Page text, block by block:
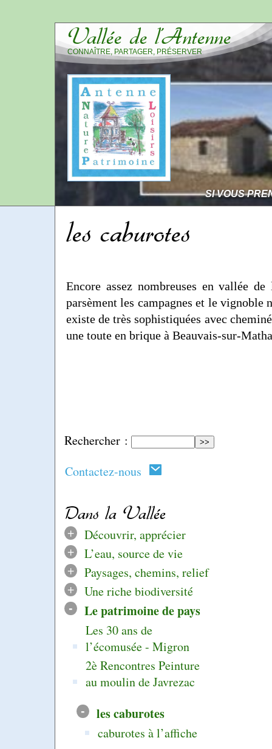
Vallée de l’Antenne
CONNAÎTRE, PARTAGER, PRÉSERVER
SI VOUS
Rechercher :
Contactez-nous
Dans la Vallée
+
Découvrir, apprécier
+
L’eau, source de vie
+
Paysages, chemins, relief
+
Une riche biodiversité
- Le patrimoine de pays
Les 30 ans de
l’écomusée - Migron
2è Rencontres Peinture
au moulin de Javrezac
- les caburotes
caburotes à l’affiche
les caburotes
Encore assez nombreuses en vallée de
parsèment les campagnes et le vignoble
existe de très sophistiquées avec
une toute en brique à Beauvais-sur-